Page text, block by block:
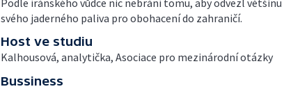
Podle íránského vůdce nic nebrání tomu, aby odvezl většinu
svého jaderného paliva pro obohacení do zahraničí.
Host ve studiu
Kalhousová, analytička, Asociace pro mezinárodní otázky
Bussiness